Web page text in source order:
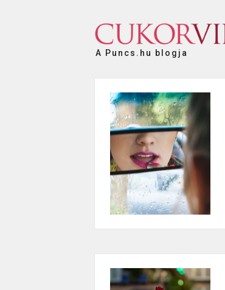
A Puncs.hu blogja